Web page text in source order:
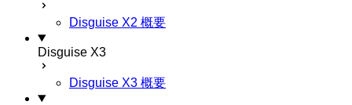
Disguise X2 概要
Disguise X3
Disguise X3 概要